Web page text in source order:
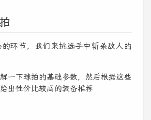
环节，我们来挑选手中斩杀敌人的
一下球拍的基础参数，然后根据这些
出性价比较高的装备推荐